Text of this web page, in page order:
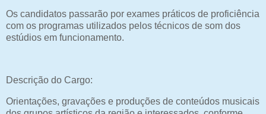
Os candidatos passarão por exames práticos de proficiência
com os programas utilizados pelos técnicos de som dos
estúdios em funcionamento.
Descrição do Cargo:
Orientações, gravações e produções de conteúdos musicais